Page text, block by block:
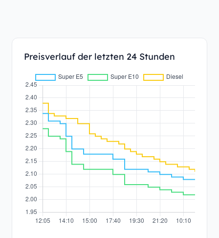
Preisverlauf der letzten 24 Stunden